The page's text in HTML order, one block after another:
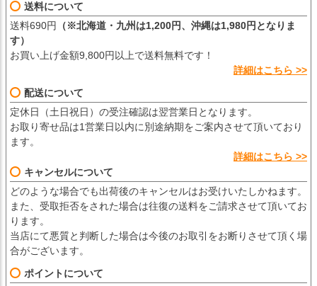
送料について
送料690円
（※北海道・九州は1,200円、沖縄は1,980円となりま
す）
お買い上げ金額9,800円以上で送料無料です！
詳細はこちら >>
配送について
定休日（土日祝日）の受注確認は翌営業日となります。
お取り寄せ品は1営業日以内に別途納期をご案内させて頂いており
ます。
詳細はこちら >>
キャンセルについて
どのような場合でも出荷後のキャンセルはお受けいたしかねます。
また、受取拒否をされた場合は往復の送料をご請求させて頂いてお
ります。
当店にて悪質と判断した場合は今後のお取引をお断りさせて頂く場
合がございます。
ポイントについて